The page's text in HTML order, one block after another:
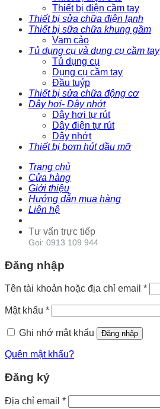
Thiết bị điện cầm tay
Thiết bị sửa chữa điện lạnh
Thiết bị sữa chữa khung gầm
Vam cảo
Tủ dụng cụ và dụng cụ cầm tay
Tủ dụng cụ
Dụng cụ cầm tay
Đầu tuýp
Thiết bị sửa chữa động cơ
Dây hơi- Dây nhớt
Dây hơi tự rút
Dây điện tự rút
Dây nhớt
Thiết bị bơm hút dầu mỡ
Trang chủ
Cửa hàng
Giới thiệu
Hướng dẫn mua hàng
Liên hệ
Tư vấn trực tiếp
Gọi: 0913 109 944
Đăng nhập
Tên tài khoản hoặc địa chỉ email *
Mật khẩu *
Ghi nhớ mật khẩu Đăng nhập
Quên mật khẩu?
Đăng ký
Địa chỉ email *